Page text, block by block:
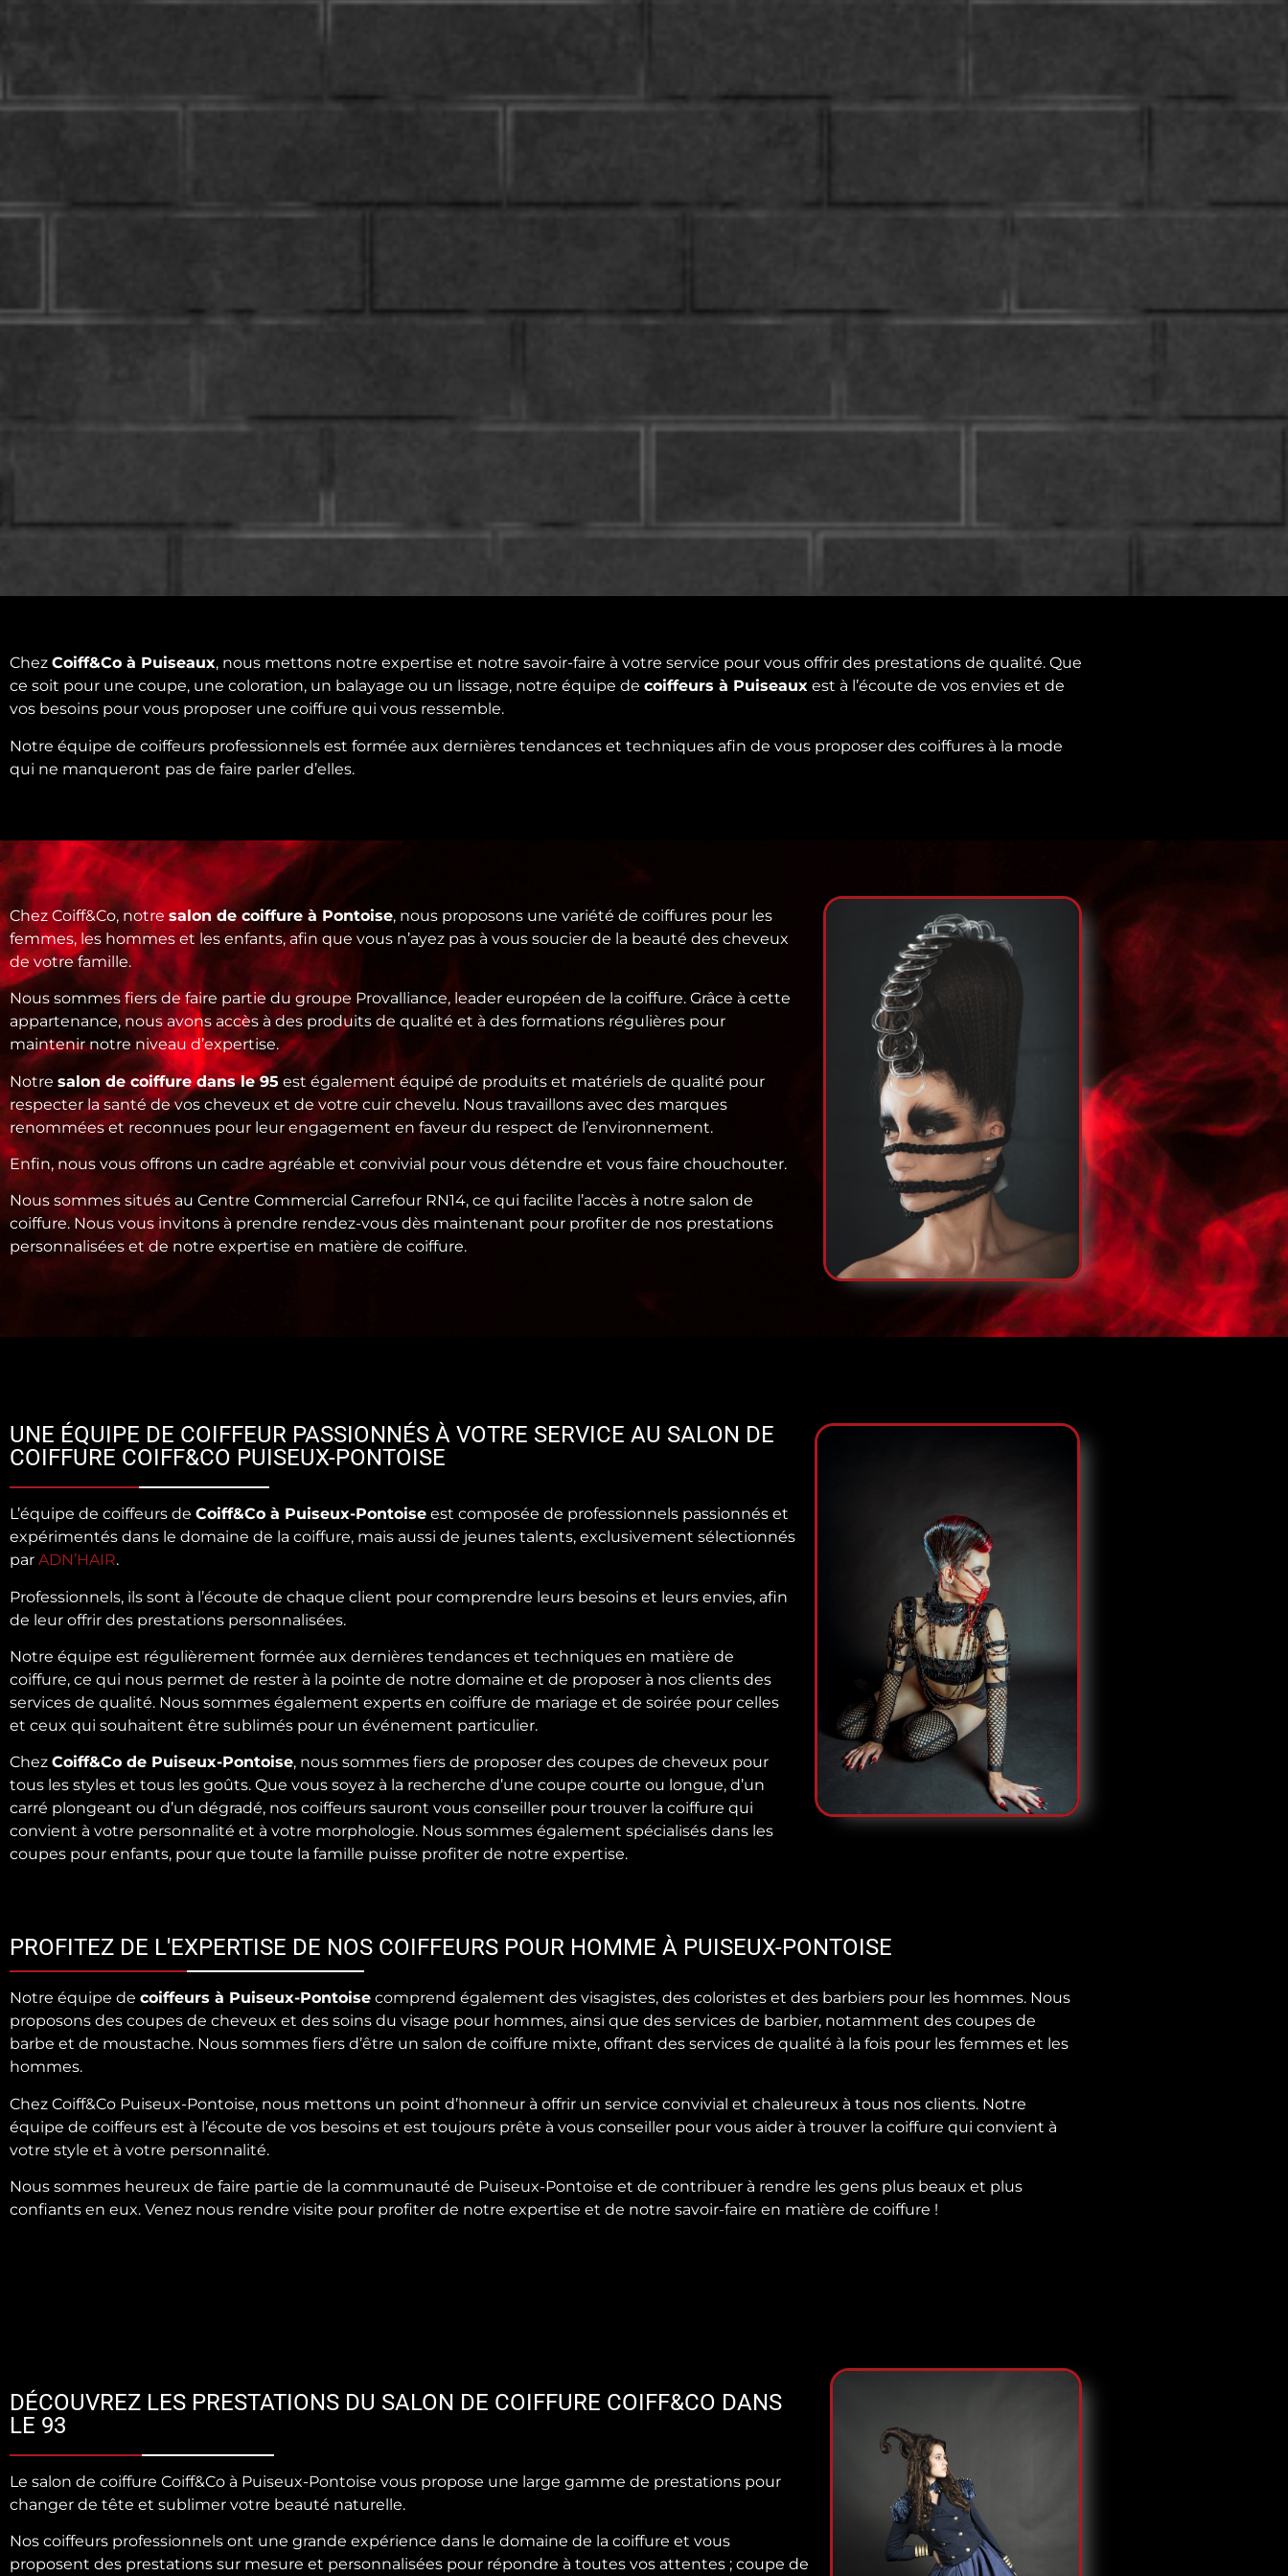
Chez Coiff&Co à Puiseaux, nous mettons notre expertise et notre savoir-faire à votre service pour vous offrir des prestations de qualité. Que
ce soit pour une coupe, une coloration, un balayage ou un lissage, notre équipe de coiffeurs à Puiseaux est à l’écoute de vos envies et de
vos besoins pour vous proposer une coiffure qui vous ressemble.
Notre équipe de coiffeurs professionnels est formée aux dernières tendances et techniques afin de vous proposer des coiffures à la mode
qui ne manqueront pas de faire parler d’elles.
Chez Coiff&Co, notresalon de coiffure à Pontoise, nous proposons une variété de coiffures pour les
femmes, les hommes et les enfants, afin que vous n’ayez pas à vous soucier de la beauté des cheveux
de votre famille.
Nous sommes fiers de faire partie du groupe Provalliance, leader européen de la coiffure. Grâce à cette
appartenance, nous avons accès à des produits de qualité et à des formations régulières pour
maintenir notre niveau d’expertise.
Notre salon de coiffure dans le 95 est également équipé de produits et matériels de qualité pour
respecter la santé de vos cheveux et de votre cuir chevelu. Nous travaillons avec des marques
renommées et reconnues pour leur engagement en faveur du respect de l’environnement.
Enfin, nous vous offrons un cadre agréable et convivial pour vous détendre et vous faire chouchouter.
Nous sommes situés au Centre Commercial Carrefour RN14, ce qui facilite l’accès à notre salon de
coiffure. Nous vous invitons à prendre rendez-vous dès maintenant pour profiter de nos prestations
personnalisées et de notre expertise en matière de coiffure.
UNE ÉQUIPE DE COIFFEUR PASSIONNÉS À VOTRE SERVICE AU SALON DE
COIFFURE COIFF&CO PUISEUX-PONTOISE
L’équipe de coiffeurs de Coiff&Co à Puiseux-Pontoise est composée de professionnels passionnés et
expérimentés dans le domaine de la coiffure, mais aussi de jeunes talents, exclusivement sélectionnés
par ADN’HAIR.
Professionnels, ils sont à l’écoute de chaque client pour comprendre leurs besoins et leurs envies, afin
de leur offrir des prestations personnalisées.
Notre équipe est régulièrement formée aux dernières tendances et techniques en matière de
coiffure, ce qui nous permet de rester à la pointe de notre domaine et de proposer à nos clients des
services de qualité. Nous sommes également experts en coiffure de mariage et de soirée pour celles
et ceux qui souhaitent être sublimés pour un événement particulier.
Chez Coiff&Co de Puiseux-Pontoise, nous sommes fiers de proposer des coupes de cheveux pour
tous les styles et tous les goûts. Que vous soyez à la recherche d’une coupe courte ou longue, d’un
carré plongeant ou d’un dégradé, nos coiffeurs sauront vous conseiller pour trouver la coiffure qui
convient à votre personnalité et à votre morphologie. Nous sommes également spécialisés dans les
coupes pour enfants, pour que toute la famille puisse profiter de notre expertise.
PROFITEZ DE L'EXPERTISE DE NOS COIFFEURS POUR HOMME À PUISEUX-PONTOISE
Notre équipe de coiffeurs à Puiseux-Pontoise comprend également des visagistes, des coloristes et des barbiers pour les hommes. Nous
proposons des coupes de cheveux et des soins du visage pour hommes, ainsi que des services de barbier, notamment des coupes de
barbe et de moustache. Nous sommes fiers d’être un salon de coiffure mixte, offrant des services de qualité à la fois pour les femmes et les
hommes.
Chez Coiff&Co Puiseux-Pontoise, nous mettons un point d’honneur à offrir un service convivial et chaleureux à tous nos clients. Notre
équipe de coiffeurs est à l’écoute de vos besoins et est toujours prête à vous conseiller pour vous aider à trouver la coiffure qui convient à
votre style et à votre personnalité.
Nous sommes heureux de faire partie de la communauté de Puiseux-Pontoise et de contribuer à rendre les gens plus beaux et plus
confiants en eux. Venez nous rendre visite pour profiter de notre expertise et de notre savoir-faire en matière de coiffure !
DÉCOUVREZ LES PRESTATIONS DU SALON DE COIFFURE COIFF&CO DANS
LE 93
Le salon de coiffure Coiff&Co à Puiseux-Pontoise vous propose une large gamme de prestations pour
changer de tête et sublimer votre beauté naturelle.
Nos coiffeurs professionnels ont une grande expérience dans le domaine de la coiffure et vous
proposent des prestations sur mesure et personnalisées pour répondre à toutes vos attentes ; coupe de